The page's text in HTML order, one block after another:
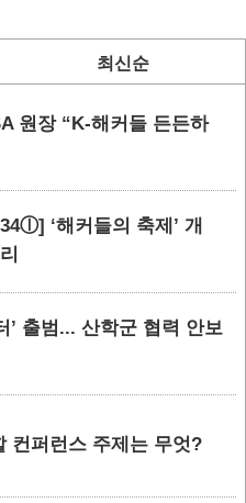
최신순
원장 “K-해커들 든든하
‘해커들의 축제’ 개
’ 출범... 산학군 협력 안보
컨퍼런스 주제는 무엇?